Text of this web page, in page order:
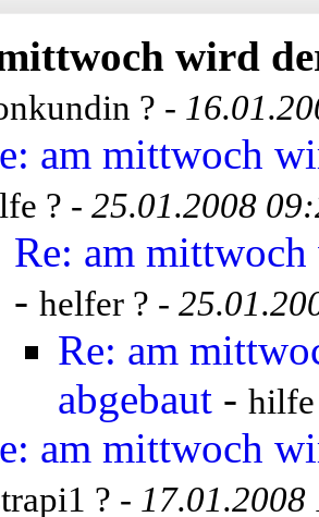
wird
? -
am mittwoch
? - 25.01.2008
Re: am mittwoch
- helfer ? -
Re: am
abgebaut -
am mittwoch
? - 17.01.2008